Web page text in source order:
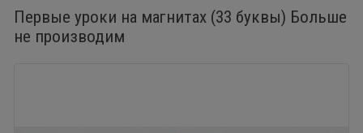
Первые уроки на магнитах (33 буквы) Больше
не производим